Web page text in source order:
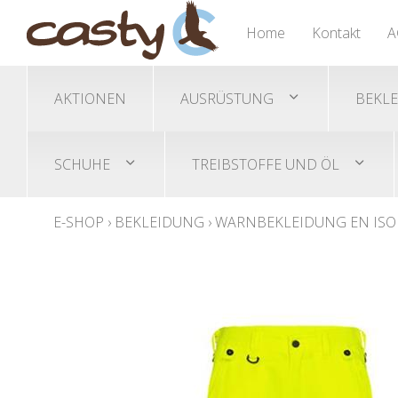
Home Kontakt
AKTIONEN AUSRÜSTUNG
Gehörschutz
Helme/Helmset
Trimmer/Freischneidegeräte
Akku-Trimmer
SCHUHE
Übersicht
TREIBSTOFFE UND ÖL
Übersicht
Übersicht
E-SHOP › BEKLEIDUNG ›WARNBEKLEIDUNG EN